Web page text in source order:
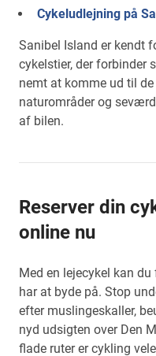
Cykeludlejning på
Sanibel Island er kendt
cykelstier, der forbinder
nemt at komme ud til
naturområder og
af bilen.
Reserver din
online nu
Med en lejecykel kan
har at byde på. Stop
efter muslingeskaller,
nyd udsigten over Den
flade ruter er cykling